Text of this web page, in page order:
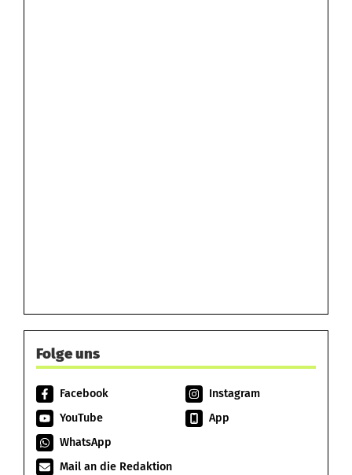
Folge uns
Facebook
Instagram
YouTube
App
WhatsApp
Mail an die Redaktion